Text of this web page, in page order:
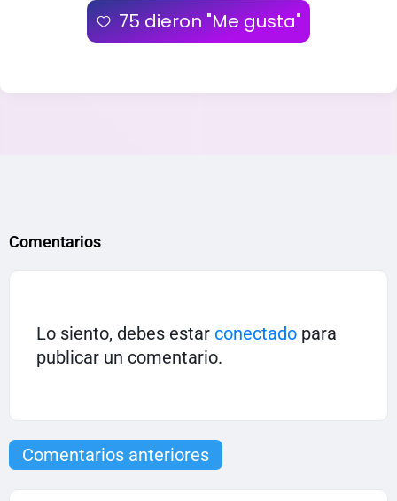
75 dieron "Me gusta"
Comentarios
Lo siento, debes estar conectado para
publicar un comentario.
Comentarios anteriores